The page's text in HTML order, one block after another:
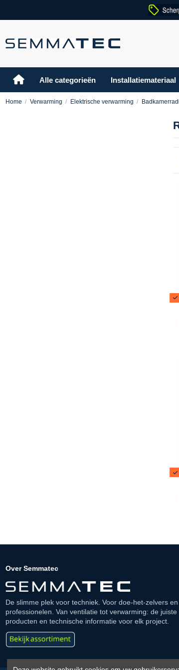
Alle categorieën Installatiemateriaal
Home Verwarming Elektrische verwarming
Over Semmatec
De slimme plek voor techniek. Voor doe-het-zelvers en
professionelen. Van ventilatie tot verwarming: de juiste
producten en technische informatie voor elk project.